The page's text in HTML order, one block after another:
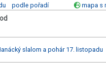
podle pořadí mapa s
slalom a pohár 17. listopadu